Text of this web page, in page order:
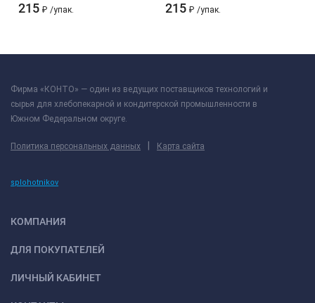
215 ₽ /упак. 215 ₽ /упак.
Фирма «КОНТО» — один из ведущих поставщиков технологий и
сырья для хлебопекарной и кондитерской промышленности в
Южном Федеральном округе.
Политика персональных данных Карта сайта
splohotnikov
КОМПАНИЯ
ДЛЯ ПОКУПАТЕЛЕЙ
ЛИЧНЫЙ КАБИНЕТ